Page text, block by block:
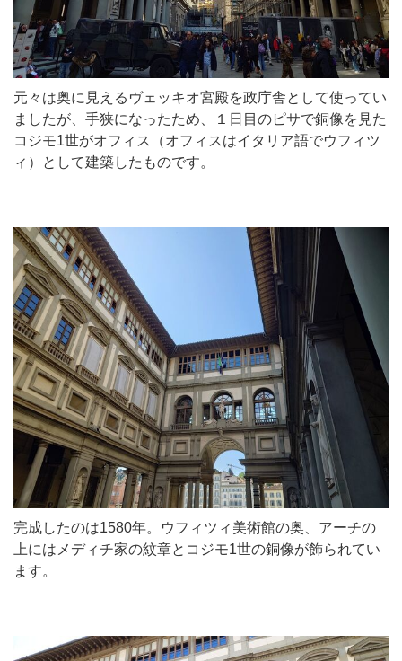
元々は奥に見えるヴェッキオ宮殿を政庁舎として使ってい
ましたが、手狭になったため、１日目のピサで銅像を見た
コジモ1世がオフィス（オフィスはイタリア語でウフィツ
ィ）として建築したものです。
完成したのは1580年。ウフィツィ美術館の奥、アーチの
上にはメディチ家の紋章とコジモ1世の銅像が飾られてい
ます。